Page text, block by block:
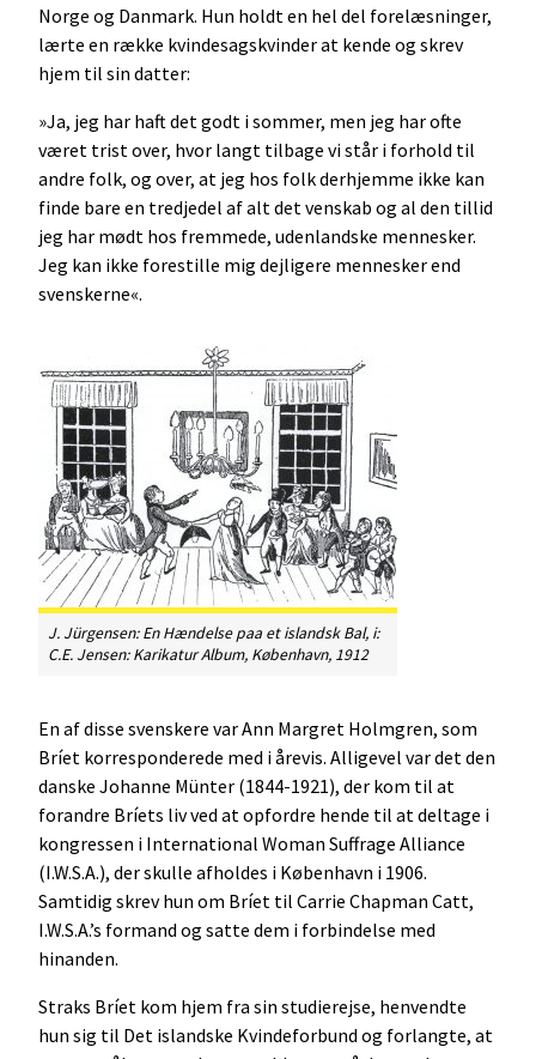
Norge og Danmark. Hun holdt en hel del forelæsninger,
lærte en række kvindesagskvinder at kende og skrev
hjem til sin datter:
»Ja, jeg har haft det godt i sommer, men jeg har ofte
været trist over, hvor langt tilbage vi står i forhold til
andre folk, og over, at jeg hos folk derhjemme ikke kan
finde bare en tredjedel af alt det venskab og al den tillid
jeg har mødt hos fremmede, udenlandske mennesker.
Jeg kan ikke forestille mig dejligere mennesker end
svenskerne«.
J. Jürgensen:En Hændelse paa et islandsk Bal, i:
C.E. Jensen: Karikatur Album, København, 1912
En af disse svenskere var Ann Margret Holmgren, som
Bríet korresponderede med i årevis. Alligevel var det den
danske Johanne Münter (1844-1921), der kom til at
forandre Bríets liv ved at opfordre hende til at deltage i
kongressen i International Woman Suffrage Alliance
(I.W.S.A.), der skulle afholdes i København i 1906.
Samtidig skrev hun om Bríet til Carrie Chapman Catt,
I.W.S.A.’s formand og satte dem i forbindelse med
hinanden.
Straks Bríet kom hjem fra sin studierejse, henvendte
hun sig til Det islandske Kvindeforbund og forlangte, at